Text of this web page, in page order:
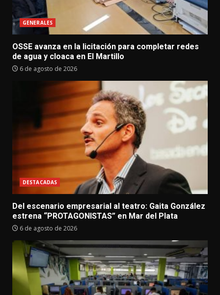
GENERALES
OSSE avanza en la licitación para completar redes
de agua y cloaca en El Martillo
6 de agosto de 2026
DESTACADAS
Del escenario empresarial al teatro: Gaita González
estrena “PROTAGONISTAS” en Mar del Plata
6 de agosto de 2026